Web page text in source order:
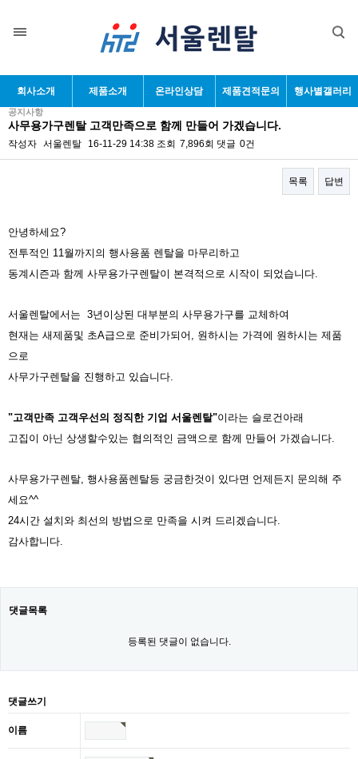
회사소개 제품소개 온라인상담 제품견적문의 행사별갤러리
공지사항
사무용가구렌탈 고객만족으로 함께 만들어 가겠습니다.
작성자 서울렌탈 16-11-29 14:38 조회 7,896회 댓글 0건
목록 답변
안녕하세요?
전투적인 11월까지의 행사용품 렌탈을 마무리하고
동계시즌과 함께 사무용가구렌탈이 본격적으로 시작이 되었습니다.
서울렌탈에서는 3년이상된 대부분의 사무용가구를 교체하여
현재는 새제품및 초A급으로 준비가되어, 원하시는 가격에 원하시는 제품
으로
사무가구렌탈을 진행하고 있습니다.
"고객만족 고객우선의 정직한 기업 서울렌탈"이라는 슬로건아래
고집이 아닌 상생할수있는 협의적인 금액으로 함께 만들어 가겠습니다.
사무용가구렌탈, 행사용품렌탈등 궁금한것이 있다면 언제든지 문의해 주
세요^^
24시간 설치와 최선의 방법으로 만족을 시켜 드리겠습니다.
감사합니다.
댓글목록
등록된 댓글이 없습니다.
댓글쓰기
이름